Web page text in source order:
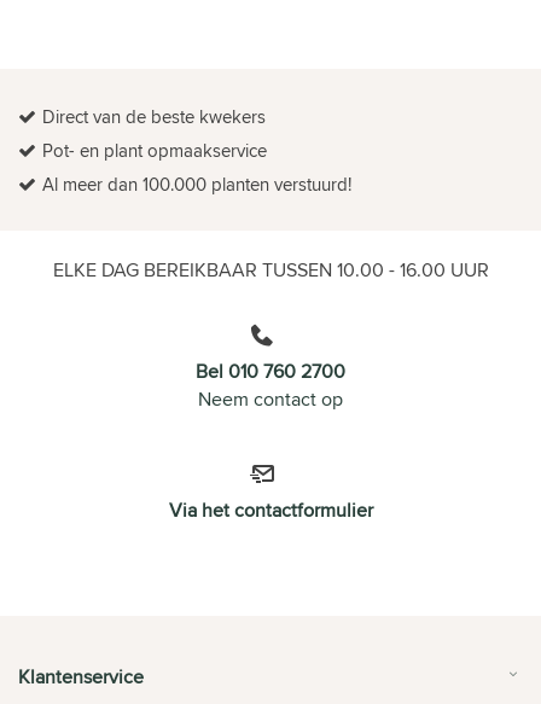
Direct van de beste kwekers
Pot- en plant opmaakservice
Al meer dan 100.000 planten verstuurd!
ELKE DAG BEREIKBAAR TUSSEN 10.00 - 16.00 UUR
Bel 010 760 2700
Neem contact op
Via het contactformulier
Klantenservice